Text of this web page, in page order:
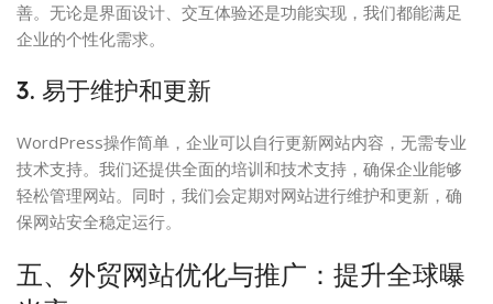
善。无论是界面设计、交互体验还是功能实现，我们都能满足
企业的个性化需求。
3. 易于维护和更新
WordPress操作简单，企业可以自行更新网站内容，无需专业
技术支持。我们还提供全面的培训和技术支持，确保企业能够
轻松管理网站。同时，我们会定期对网站进行维护和更新，确
保网站安全稳定运行。
五、外贸网站优化与推广：提升全球曝